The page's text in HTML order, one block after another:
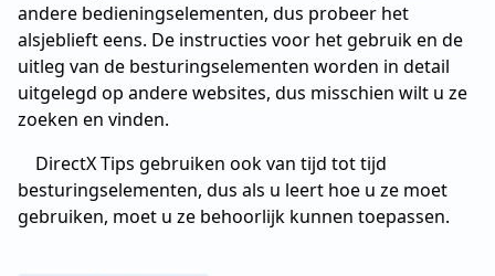
andere bedieningselementen, dus probeer het
alsjeblieft eens. De instructies voor het gebruik en de
uitleg van de besturingselementen worden in detail
uitgelegd op andere websites, dus misschien wilt u ze
zoeken en vinden.
DirectX Tips gebruiken ook van tijd tot tijd
besturingselementen, dus als u leert hoe u ze moet
gebruiken, moet u ze behoorlijk kunnen toepassen.